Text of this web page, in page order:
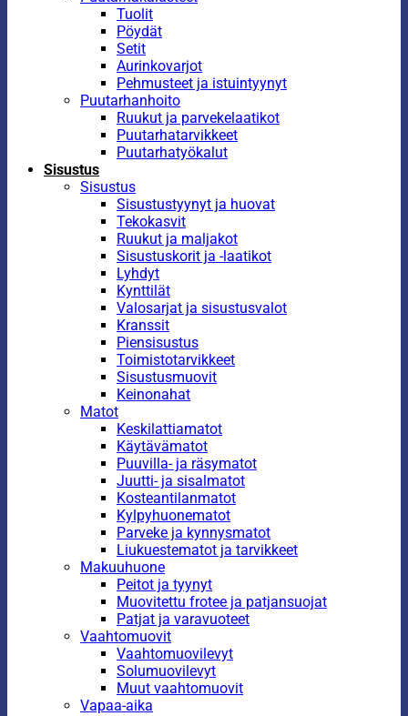
Tuolit
Pöydät
Setit
Aurinkovarjot
Pehmusteet ja istuintyynyt
Puutarhanhoito
Ruukut ja parvekelaatikot
Puutarhatarvikkeet
Puutarhatyökalut
Sisustus
Sisustus
Sisustustyynyt ja huovat
Tekokasvit
Ruukut ja maljakot
Sisustuskorit ja -laatikot
Lyhdyt
Kynttilät
Valosarjat ja sisustusvalot
Kranssit
Piensisustus
Toimistotarvikkeet
Sisustusmuovit
Keinonahat
Matot
Keskilattiamatot
Käytävämatot
Puuvilla- ja räsymatot
Juutti- ja sisalmatot
Kosteantilanmatot
Kylpyhuonematot
Parveke ja kynnysmatot
Liukuestematot ja tarvikkeet
Makuuhuone
Peitot ja tyynyt
Muovitettu frotee ja patjansuojat
Patjat ja varavuoteet
Vaahtomuovit
Vaahtomuovilevyt
Solumuovilevyt
Muut vaahtomuovit
Vapaa-aika